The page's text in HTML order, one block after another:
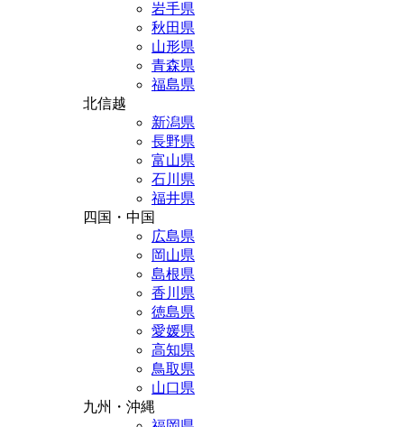
岩手県
秋田県
山形県
青森県
福島県
北信越
新潟県
長野県
富山県
石川県
福井県
四国・中国
広島県
岡山県
島根県
香川県
徳島県
愛媛県
高知県
鳥取県
山口県
九州・沖縄